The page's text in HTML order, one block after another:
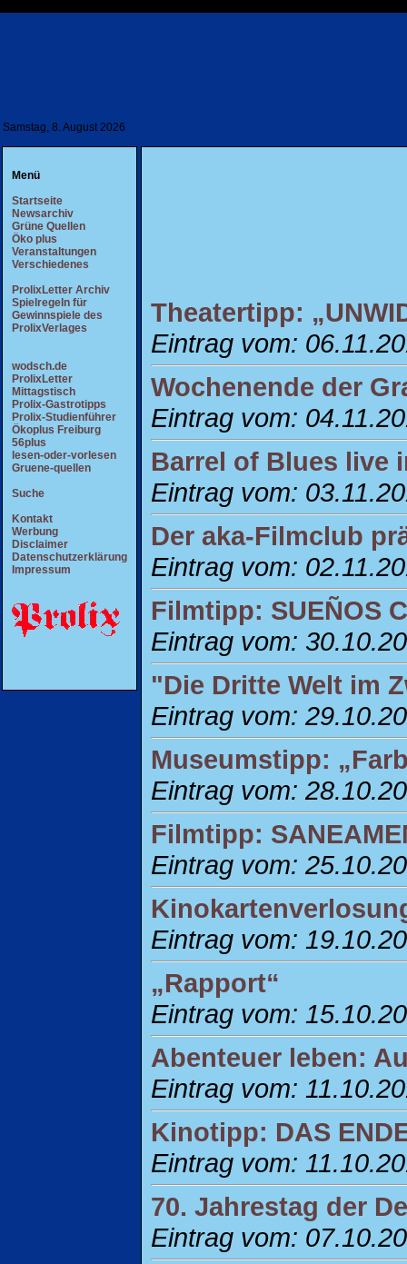
Samstag, 8. August 2026
Menü
Startseite
Newsarchiv
Grüne Quellen
Öko plus
Veranstaltungen
Verschiedenes
ProlixLetter Archiv
Spielregeln für
Gewinnspiele des
ProlixVerlages
wodsch.de
ProlixLetter
Mittagstisch
Prolix-Gastrotipps
Prolix-Studienführer
Ökoplus Freiburg
56plus
lesen-oder-vorlesen
Gruene-quellen
Suche
Kontakt
Werbung
Disclaimer
Datenschutzerklärung
Impressum
Theatertipp:
Eintrag vom:
Wochenende der
Eintrag vom:
Barrel of Blues live
Eintrag vom:
Der aka-Filmclub
Eintrag vom:
Filmtipp: SUEÑOS
Eintrag vom:
"Die Dritte Welt im
Eintrag vom:
Museumstipp:
Eintrag vom:
Filmtipp:
Eintrag vom:
Eintrag vom:
„Rapport“
Eintrag vom:
Abenteuer leben:
Eintrag vom:
Kinotipp: DAS
Eintrag vom:
70. Jahrestag der
Eintrag vom: